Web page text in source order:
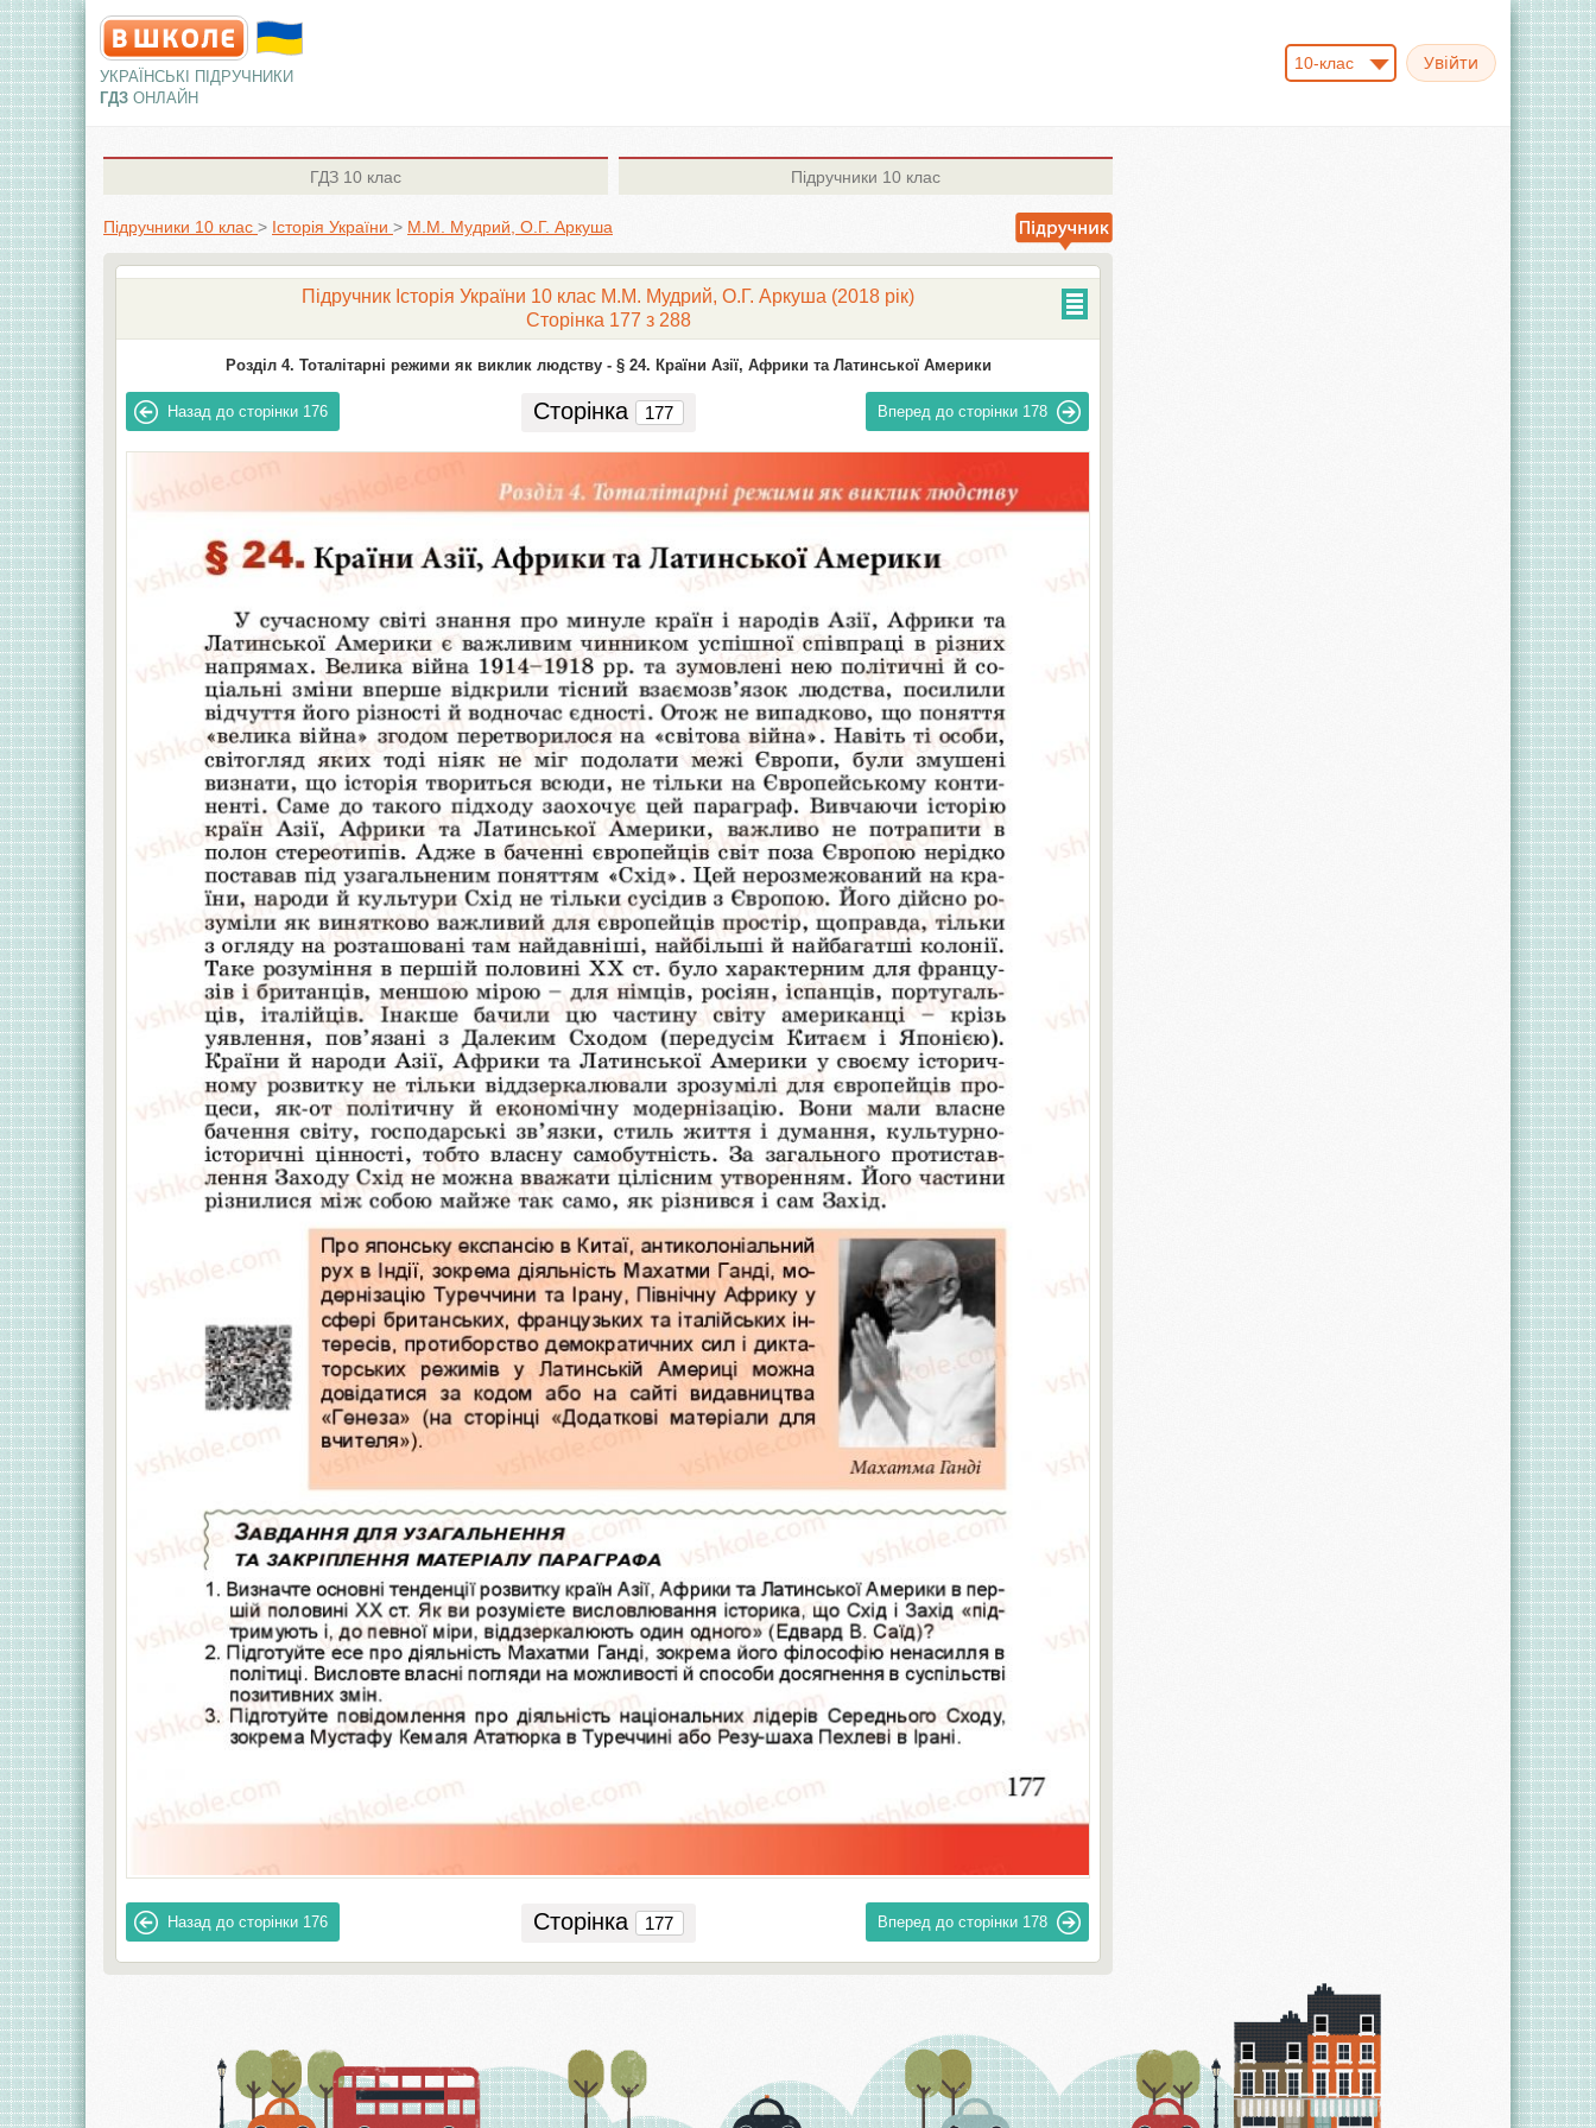
УКРАЇНСЬКІ ПІДРУЧНИКИ
ГДЗ ОНЛАЙН
10-клас
ГДЗ 10 клас Підручники 10 клас
Підручники 10 клас > Історія України > М.М. Мудрий, О.Г. Аркуша
Підручник Історія України 10 клас М.М. Мудрий, О.Г. Аркуша (2018 рік)
Сторінка 177 з 288
Розділ 4. Тоталітарні режими як виклик людству - § 24. Країни Азії, Африки та Латинської Америки
Назад до сторінки 176 Сторінка Вперед до сторінки 178
Назад до сторінки 176 Сторінка Вперед до сторінки 178